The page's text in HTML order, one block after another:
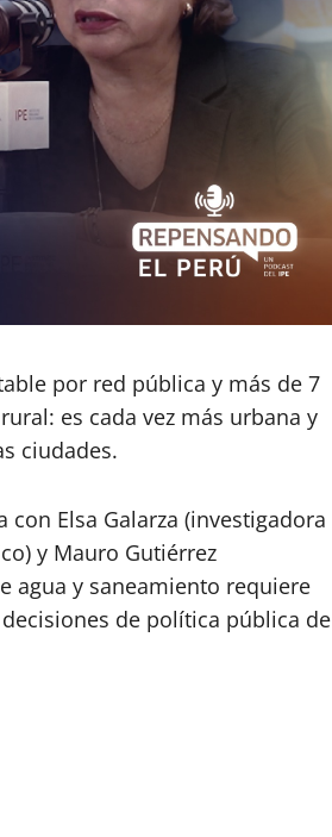
por red pública y más de 7
es cada vez más urbana y
ciudades.
con Elsa Galarza (investigadora
y Mauro Gutiérrez
agua y saneamiento requiere
de política pública de